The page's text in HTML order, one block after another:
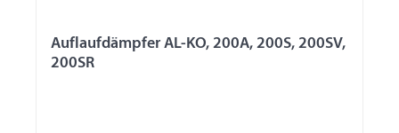
Auflaufdämpfer AL-KO, 200A, 200S, 200SV,
200SR